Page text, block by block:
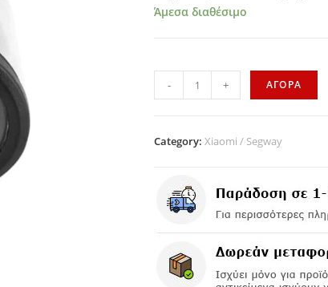
Άμεσα διαθέσιμο
- + ΑΓΟΡΑ
Category: Xiaomi / Segway